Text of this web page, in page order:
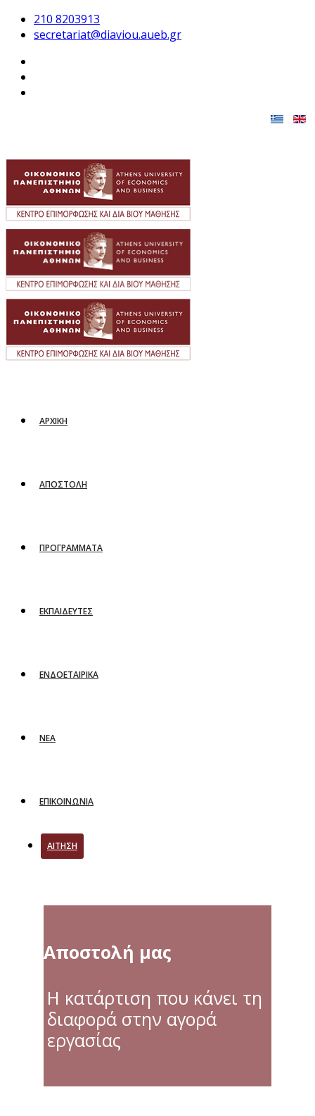
210 8203913
secretariat@diaviou.aueb.gr
ΑΡΧΙΚΗ
ΑΠΟΣΤΟΛΗ
ΠΡΟΓΡΑΜΜΑΤΑ
ΕΚΠΑΙΔΕΥΤΕΣ
ΕΝΔΟΕΤΑΙΡΙΚΑ
ΝΕΑ
ΕΠΙΚΟΙΝΩΝΙΑ
ΑΙΤΗΣΗ
Αποστολή μας
Η κατάρτιση που κάνει τη
διαφορά στην αγορά
εργασίας